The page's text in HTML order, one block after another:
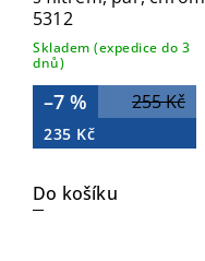
5312
Skladem (expedice do 3
dnů)
255 Kč
–7 %
235 Kč
Do košíku